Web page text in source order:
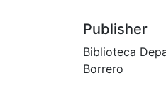
Publisher
Biblioteca
Borrero